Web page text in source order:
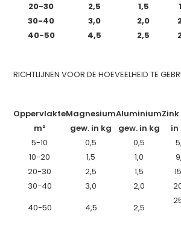
20-30
2,5 1,5
30-40
3,0 2,0
40-50
4,5 2,5
RICHTLIJNEN VOOR DE HOEVEELHEID TE
Oppervlakte
m²
Magnesium
gew. in kg
Aluminium
gew. in kg
in
5-10
0,5 0,5
10-20
1,5 1,0
20-30
2,5 1,5
30-40
3,0 2,0
40-50
4,5 2,5